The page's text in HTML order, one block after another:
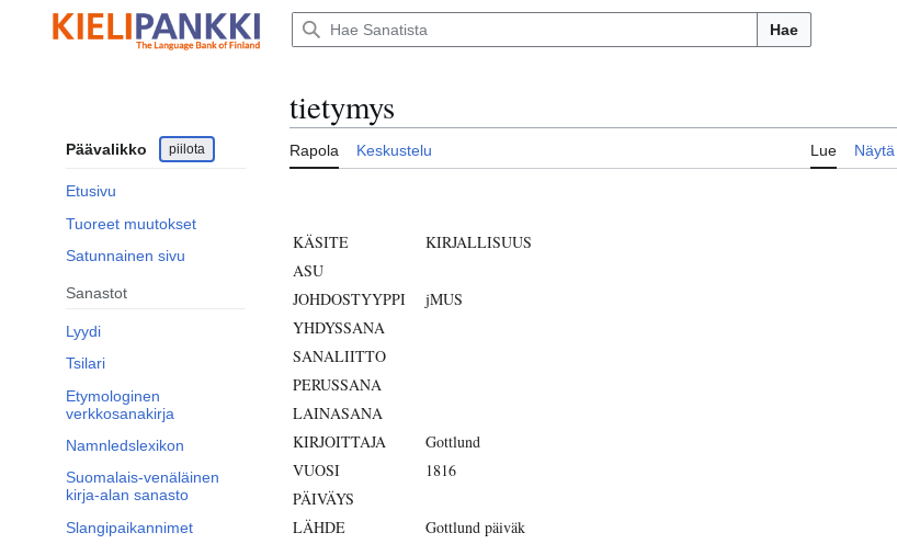
sisältöön
Hae
Päävalikko piilota
Etusivu
Tuoreet muutokset
Satunnainen sivu
Sanastot
Lyydi
Tsilari
Etymologinen
verkkosanakirja
Namnledslexikon
Suomalais-venäläinen
kirja-alan sanasto
Slangipaikannimet
tietymys
Rapola Keskustelu Lue
KÄSITE
KIRJALLISUUS
ASU
JOHDOSTYYPPI
jMUS
YHDYSSANA
SANALIITTO
PERUSSANA
LAINASANA
KIRJOITTAJA
Gottlund
VUOSI
1816
PÄIVÄYS
LÄHDE
Gottlund päiväk